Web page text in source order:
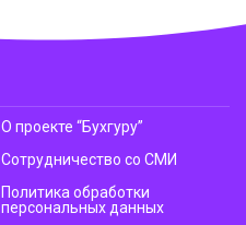
О проекте “Бухгуру”
Сотрудничество со СМИ
Политика обработки
персональных данных